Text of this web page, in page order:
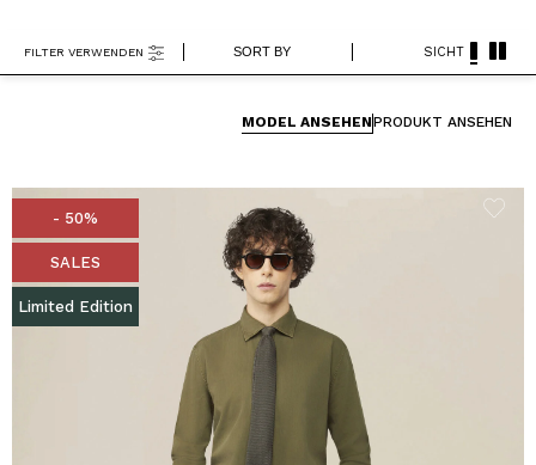
SORT BY
FILTER VERWENDEN SICHT
MODEL ANSEHENPRODUKT ANSEHEN
- 50%
SALES
Limited Edition